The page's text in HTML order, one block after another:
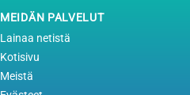
MEIDÄN PALVELUT
Lainaa netistä
Kotisivu
Meistä